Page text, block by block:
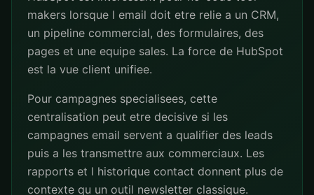
makers lorsque l email doit etre relie a un CRM,
un pipeline commercial, des formulaires, des
pages et une equipe sales. La force de HubSpot
est la vue client unifiee.
Pour campagnes specialisees, cette
centralisation peut etre decisive si les
campagnes email servent a qualifier des leads
puis a les transmettre aux commerciaux. Les
rapports et l historique contact donnent plus de
contexte qu un outil newsletter classique.